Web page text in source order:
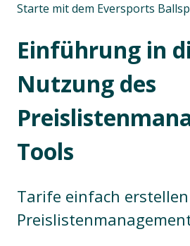
Starte mit dem Eversports
Einführung in
Nutzung des
Tools
Tarife einfach